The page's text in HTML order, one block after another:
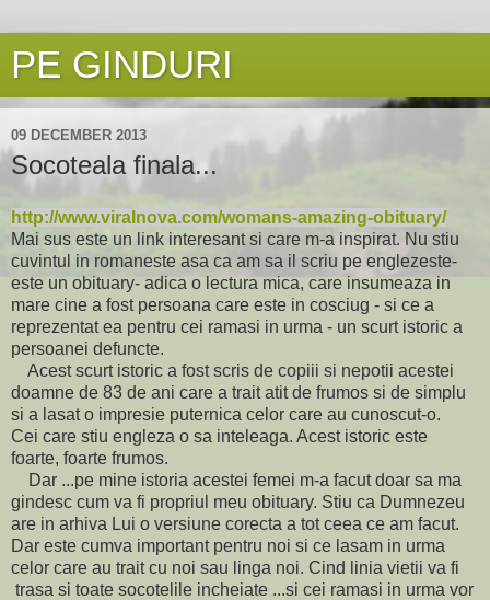
PE GINDURI
09 DECEMBER 2013
Socoteala finala...
http://www.viralnova.com/womans-amazing-obituary/
Mai sus este un link interesant si care m-a inspirat. Nu stiu
cuvintul in romaneste asa ca am sa il scriu pe englezeste-
este un obituary- adica o lectura mica, care insumeaza in
mare cine a fost persoana care este in cosciug - si ce a
reprezentat ea pentru cei ramasi in urma - un scurt istoric a
persoanei defuncte.
Acest scurt istoric a fost scris de copiii si nepotii acestei
doamne de 83 de ani care a trait atit de frumos si de simplu
si a lasat o impresie puternica celor care au cunoscut-o.
Cei care stiu engleza o sa inteleaga. Acest istoric este
foarte, foarte frumos.
Dar ...pe mine istoria acestei femei m-a facut doar sa ma
gindesc cum va fi propriul meu obituary. Stiu ca Dumnezeu
are in arhiva Lui o versiune corecta a tot ceea ce am facut.
Dar este cumva important pentru noi si ce lasam in urma
celor care au trait cu noi sau linga noi. Cind linia vietii va fi
trasa si toate socotelile incheiate ...si cei ramasi in urma vor